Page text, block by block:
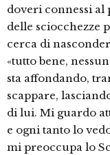
doveri connessi
delle sciocchezze
cerca di
«tutto bene,
sta affondando,
scappare,
di lui. Mi guardo
e ogni tanto lo
mi preoccupa lo